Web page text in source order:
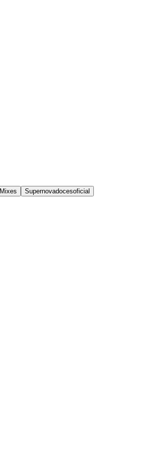
Supernovadocesoficial